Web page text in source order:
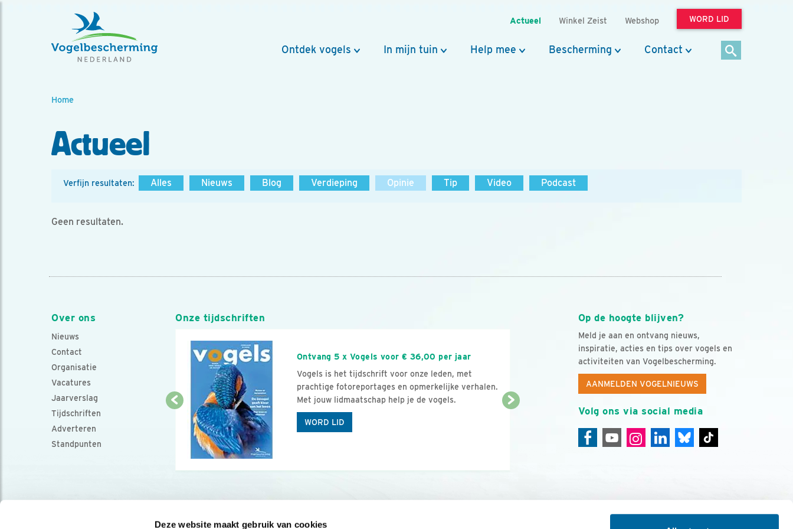
Deze website maakt gebruik van cookies
Actueel Winkel Zeist Webshop WORD LID
Ontdek vogels In mijn tuin Help mee Bescherming Contact
Home
Actueel
Verfijn resultaten: Alles Nieuws Blog Verdieping Opinie Tip Video Podcast
Geen resultaten.
Over ons
Nieuws
Contact
Organisatie
Vacatures
Jaarverslag
Tijdschriften
Adverteren
Standpunten
Op de hoogte blijven?
Meld je aan en ontvang nieuws,
inspiratie, acties en tips over vogels en
activiteiten van Vogelbescherming.
AANMELDEN VOGELNIEUWS
Volg ons via social media
Onze tijdschriften
Ontvang 5 x Vogels voor € 36,00 per jaar
Vogels is het tijdschrift voor onze leden, met
prachtige fotoreportages en opmerkelijke verhalen.
Met jouw lidmaatschap help je de vogels.
WORD LID